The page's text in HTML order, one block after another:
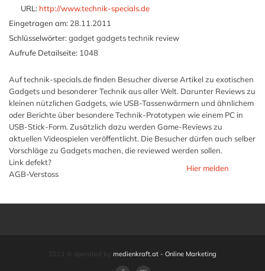
URL: http://www.technik-specials.de
Eingetragen am: 28.11.2011
Schlüsselwörter: gadget gadgets technik review
Aufrufe Detailseite: 1048
Auf technik-specials.de finden Besucher diverse Artikel zu exotischen
Gadgets und besonderer Technik aus aller Welt. Darunter Reviews zu
kleinen nützlichen Gadgets, wie USB-Tassenwärmern und ähnlichem
oder Berichte über besondere Technik-Prototypen wie einem PC in
USB-Stick-Form. Zusätzlich dazu werden Game-Reviews zu
aktuellen Videospielen veröffentlicht. Die Besucher dürfen auch selber
Vorschläge zu Gadgets machen, die reviewed werden sollen.
Link defekt?
AGB-Verstoss
Hier melden
2021 © operated by medienkraft.at - Online Marketing